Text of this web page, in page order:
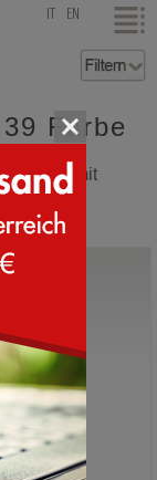
EN
Farbe
Shop mit